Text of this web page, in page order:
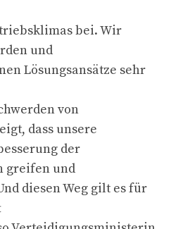
bei. Wir
und
Lösungsansätze sehr
von
dass unsere
der
greifen und
diesen Weg gilt es für